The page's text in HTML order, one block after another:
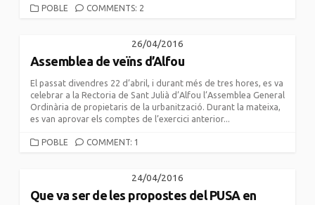
CATEGORIES
POBLE COMMENTS: 2
26/04/2016
Assemblea de veïns d’Alfou
El passat divendres 22 d’abril, i durant més de tres hores, es va
celebrar a la Rectoria de Sant Julià d’Alfou l’Assemblea General
Ordinària de propietaris de la urbanització. Durant la mateixa,
es van aprovar els comptes de l’exercici anterior...
CATEGORIES
POBLE COMMENT: 1
24/04/2016
Que va ser de les propostes del PUSA en